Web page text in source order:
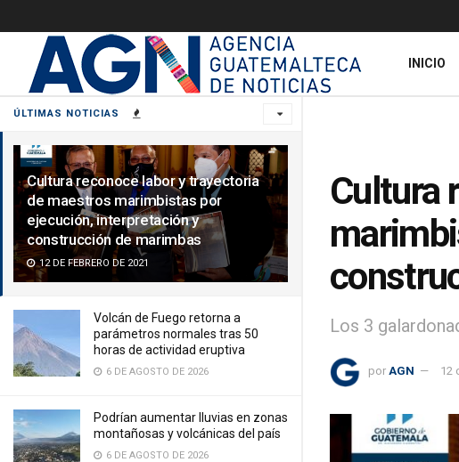
ÚLTIMAS NOTICIAS
Cultura reconoce labor y trayectoria
de maestros marimbistas por
ejecución, interpretación y
construcción de marimbas
12 DE FEBRERO DE 2021
Volcán de Fuego retorna a
parámetros normales tras 50
horas de actividad eruptiva
6 DE AGOSTO DE 2026
Podrían aumentar lluvias en zonas
montañosas y volcánicas del país
6 DE AGOSTO DE 2026
INICIO
Cultura
Los 3
por AGN 12